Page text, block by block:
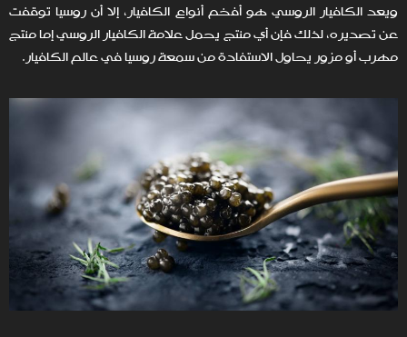
ويعد الكافيار الروسي هو أفخم أنواع الكافيار، إلا أن روسيا توقفت
عن تصديره، لذلك فإن أي منتج يحمل علامة الكافيار الروسي إما منتج
مهرب أو مزور يحاول الاستفادة من سمعة روسيا في عالم الكافيار.